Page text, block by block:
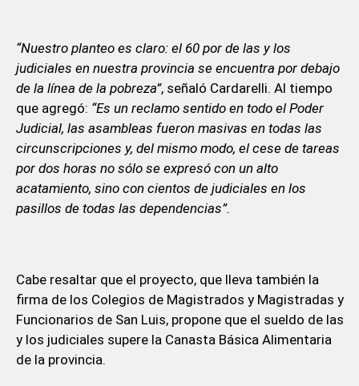
“Nuestro planteo es claro: el 60 por de las y los
judiciales en nuestra provincia se encuentra por debajo
de la línea de la pobreza”, señaló Cardarelli. Al tiempo
que agregó: “Es un reclamo sentido en todo el Poder
Judicial, las asambleas fueron masivas en todas las
circunscripciones y, del mismo modo, el cese de tareas
por dos horas no sólo se expresó con un alto
acatamiento, sino con cientos de judiciales en los
pasillos de todas las dependencias”.
Cabe resaltar que el proyecto, que lleva también la
firma de los Colegios de Magistrados y Magistradas y
Funcionarios de San Luis, propone que el sueldo de las
y los judiciales supere la Canasta Básica Alimentaria
de la provincia.